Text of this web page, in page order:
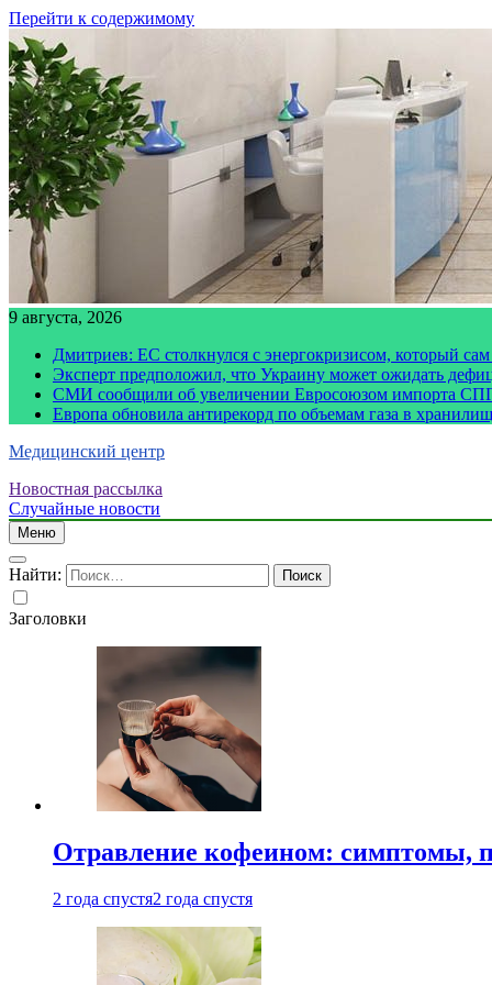
Перейти к содержимому
9 августа, 2026
Дмитриев: ЕС столкнулся с энергокризисом, который
Эксперт предположил, что Украину может ожидать
СМИ сообщили об увеличении Евросоюзом импорта
Европа обновила антирекорд по объемам газа в
Медицинский центр
Новостная рассылка
Случайные новости
Меню
Найти:
Заголовки
Отравление кофеином: симптомы,
2 года спустя2 года спустя